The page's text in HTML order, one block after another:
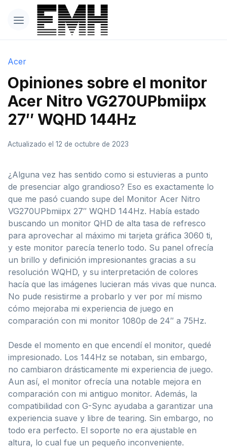
Acer
Opiniones sobre el monitor
Acer Nitro VG270UPbmiipx
27″ WQHD 144Hz
Actualizado el 12 de octubre de 2023
¿Alguna vez has sentido como si estuvieras a punto
de presenciar algo grandioso? Eso es exactamente lo
que me pasó cuando supe del Monitor Acer Nitro
VG270UPbmiipx 27″ WQHD 144Hz. Había estado
buscando un monitor QHD de alta tasa de refresco
para aprovechar al máximo mi tarjeta gráfica 3060 ti,
y este monitor parecía tenerlo todo. Su panel ofrecía
un brillo y definición impresionantes gracias a su
resolución WQHD, y su interpretación de colores
hacía que las imágenes lucieran más vivas que nunca.
No pude resistirme a probarlo y ver por mí mismo
cómo mejoraba mi experiencia de juego en
comparación con mi monitor 1080p de 24″ a 75Hz.
Desde el momento en que encendí el monitor, quedé
impresionado. Los 144Hz se notaban, sin embargo,
no cambiaron drásticamente mi experiencia de juego.
Aun así, el monitor ofrecía una notable mejora en
comparación con mi antiguo monitor. Además, la
compatibilidad con G-Sync ayudaba a garantizar una
experiencia suave y libre de tearing. Sin embargo, no
todo era perfecto. El soporte no era ajustable en
altura, lo cual fue un pequeño inconveniente.